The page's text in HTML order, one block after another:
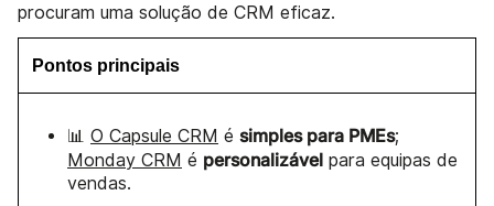
procuram uma solução de CRM eficaz.
Pontos principais
📊 O Capsule CRM é simples para PMEs;
Monday CRM é personalizável para equipas de
vendas.